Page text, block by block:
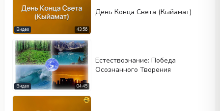
43:56
Видео
День Конца Света (Кыйамат)
04:45
Видео
Естествознание: Победа
Осознанного Творения